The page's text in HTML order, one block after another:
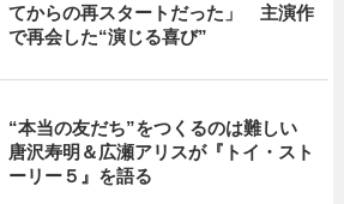
てからの再スタートだった」 主演作
で再会した“演じる喜び”
“本当の友だち”をつくるのは難しい
唐沢寿明＆広瀬アリスが『トイ・スト
ーリー５』を語る